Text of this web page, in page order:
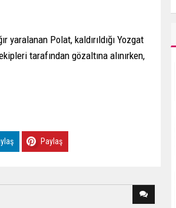
Polat, kaldırıldığı Yozgat
tarafından gözaltına alınırken,
Paylaş